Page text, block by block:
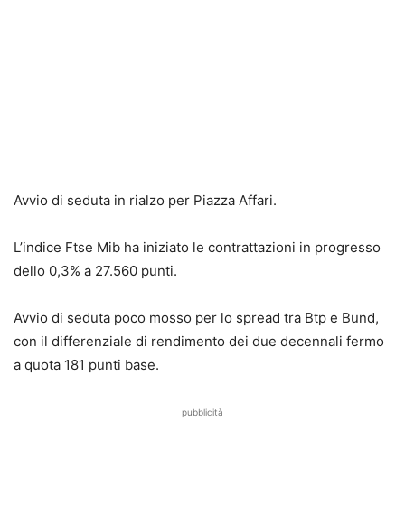
Avvio di seduta in rialzo per Piazza Affari.
L’indice Ftse Mib ha iniziato le contrattazioni in progresso
dello 0,3% a 27.560 punti.
Avvio di seduta poco mosso per lo spread tra Btp e Bund,
con il differenziale di rendimento dei due decennali fermo
a quota 181 punti base.
pubblicità